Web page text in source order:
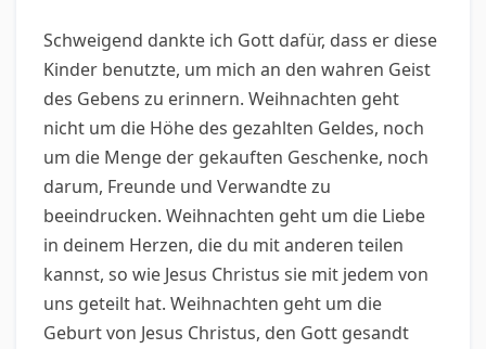
Schweigend dankte ich Gott dafür, dass er diese
Kinder benutzte, um mich an den wahren Geist
des Gebens zu erinnern. Weihnachten geht
nicht um die Höhe des gezahlten Geldes, noch
um die Menge der gekauften Geschenke, noch
darum, Freunde und Verwandte zu
beeindrucken. Weihnachten geht um die Liebe
in deinem Herzen, die du mit anderen teilen
kannst, so wie Jesus Christus sie mit jedem von
uns geteilt hat. Weihnachten geht um die
Geburt von Jesus Christus, den Gott gesandt